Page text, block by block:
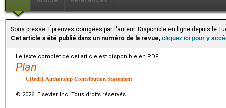
Sous presse. Épreuves corrigées par l'auteur. Disponible en ligne depuis le
Cet article a été publié dans un numéro de la revue, cliquez ici pour y
Le texte complet de cet article est disponible en PDF.
Plan
CRediT Authorship Contribution Statement
© 2026 Elsevier Inc. Tous droits réservés.